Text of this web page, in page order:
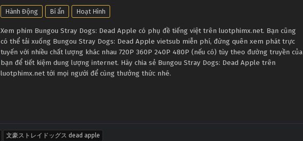
Hành Động Bí ẩn Hoạt Hình
Xem phim Bungou Stray Dogs: Dead Apple có phụ đề tiếng việt trên luotphimx.net. Bạn cũng
có thể tải xuống Bungou Stray Dogs: Dead Apple vietsub miễn phí, đừng quên xem phát trực
tuyến với nhiều chất lượng khác nhau 720P 360P 240P 480P (nếu có) tùy theo đường truyền của
bạn để tiết kiệm dung lượng internet. Hãy chia sẻ Bungou Stray Dogs: Dead Apple trên
luotphimx.net tới mọi người để cùng thưởng thức nhé.
文豪ストレイドッグス dead apple